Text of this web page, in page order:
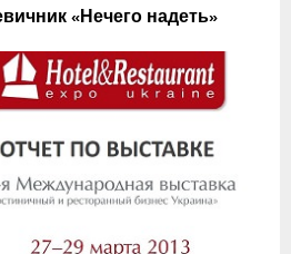
«Нечего надеть»